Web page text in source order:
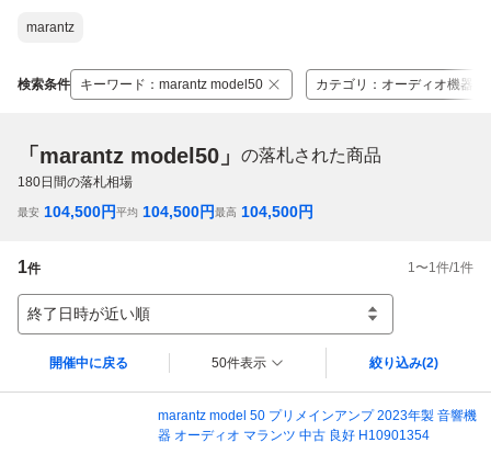
marantz
検索条件 キーワード ： marantz model50 カテゴリ ： オーディオ機器
「marantz model50」 の落札された商品
180日間の落札相場
最安 104,500円平均 104,500円最高 104,500円
1件 1 〜1 件/1 件
終了日時が近い順
開催中に戻る 50件表示 絞り込み(2)
marantz model 50 プリメインアンプ 2023年製 音響機
器 オーディオ マランツ 中古 良好 H10901354